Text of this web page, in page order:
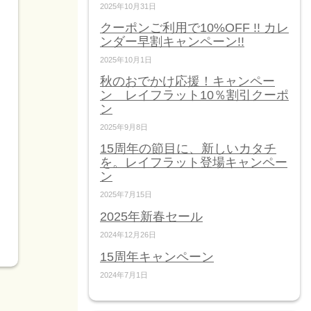
2025年10月31日
クーポンご利用で10%OFF !! カレ
ンダー早割キャンペーン!!
2025年10月1日
秋のおでかけ応援！キャンペー
ン レイフラット10％割引クーポ
ン
2025年9月8日
15周年の節目に、新しいカタチ
を。レイフラット登場キャンペー
ン
2025年7月15日
2025年新春セール
2024年12月26日
15周年キャンペーン
2024年7月1日